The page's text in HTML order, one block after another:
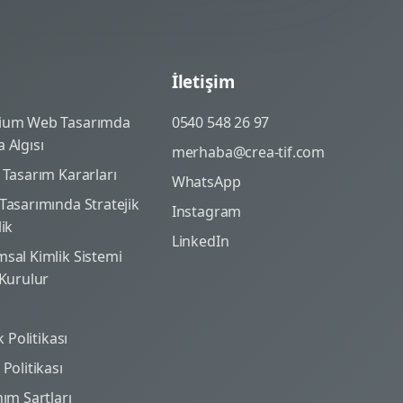
Web Tasarımda
Kararları
Stratejik
Kimlik Sistemi
Politikası
Şartları
İletişim
0540 548 26 97
merhaba@crea-tif.com
WhatsApp
Instagram
LinkedIn